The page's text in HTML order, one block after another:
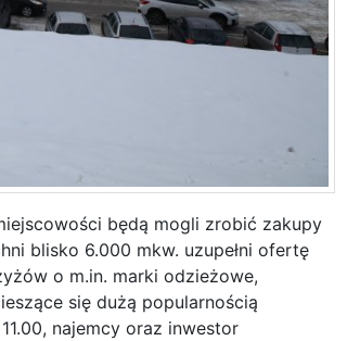
będą mogli zrobić zakupy
blisko 6.000 mkw. uzupełni ofertę
o m.in. marki odzieżowe,
się dużą popularnością
najemcy oraz inwestor